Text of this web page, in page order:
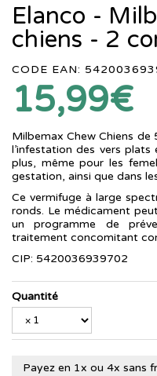
Elanco -
chiens - 2
CODE EAN:
15,99€
Milbemax Chew Chiens
l’infestation des vers
plus, même pour les
gestation, ainsi que dans
Ce vermifuge à large
ronds. Le médicament
un programme de
traitement concomitant
CIP: 5420036939702
Quantité
Payez en 1x ou 4x sans